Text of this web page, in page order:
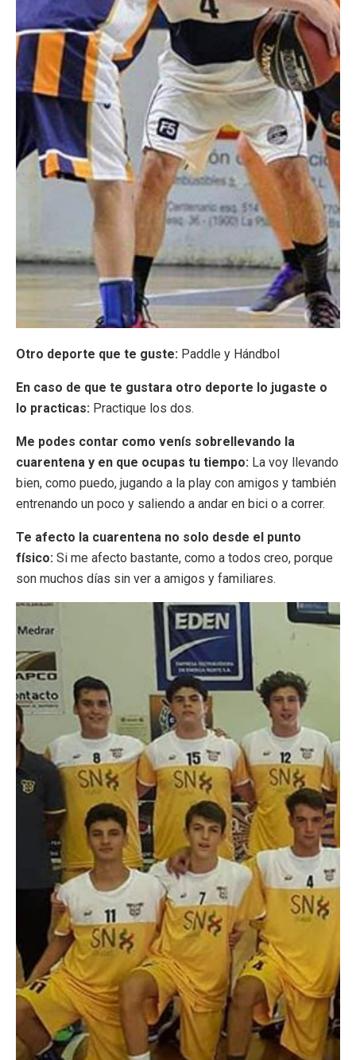
Otro deporte que te guste: Paddle y Hándbol
En caso de que te gustara otro deporte lo jugaste o
lo practicas: Practique los dos.
Me podes contar como venís sobrellevando la
cuarentena y en que ocupas tu tiempo: La voy llevando
bien, como puedo, jugando a la play con amigos y también
entrenando un poco y saliendo a andar en bici o a correr.
Te afecto la cuarentena no solo desde el punto
físico: Si me afecto bastante, como a todos creo, porque
son muchos días sin ver a amigos y familiares.